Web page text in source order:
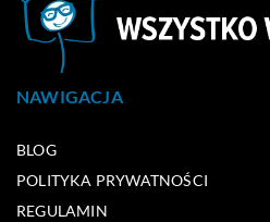
NAWIGACJA
BLOG
POLITYKA PRYWATNOŚCI
REGULAMIN